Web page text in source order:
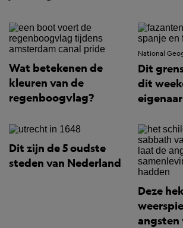
Wat betekenen de
kleuren van de
regenboogvlag?
National
Dit
dit
eigenaar
Dit zijn de 5 oudste
steden van Nederland
Deze
angsten